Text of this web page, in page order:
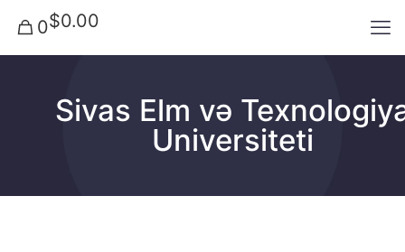
0$0.00
Sivas Elm və
Universiteti